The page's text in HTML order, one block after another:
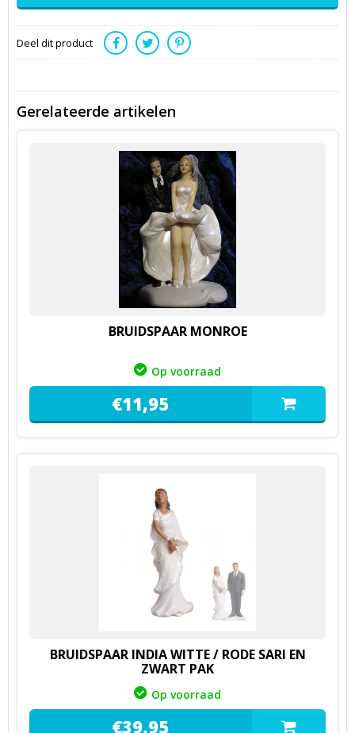
Deel dit product
Gerelateerde artikelen
BRUIDSPAAR MONROE
Op voorraad
€11,95
BRUIDSPAAR INDIA WITTE / RODE SARI EN
ZWART PAK
Op voorraad
€39,95